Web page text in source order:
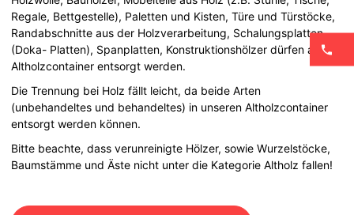
Regale, Bettgestelle), Paletten und Kisten, Türe und Türstöcke,
Randabschnitte aus der Holzverarbeitung, Schalungsplatten
(Doka- Platten), Spanplatten, Konstruktionshölzer dürfen alle im
Altholzcontainer entsorgt werden.
Die Trennung bei Holz fällt leicht, da beide Arten
(unbehandeltes und behandeltes) in unseren Altholzcontainer
entsorgt werden können.
Bitte beachte, dass verunreinigte Hölzer, sowie Wurzelstöcke,
Baumstämme und Äste nicht unter die Kategorie Altholz fallen!